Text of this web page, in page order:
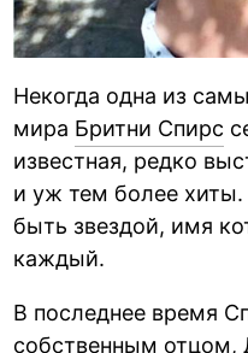
Некогда одна из
мира Бритни Спирс
известная, редко
и уж тем более хиты.
быть звездой, имя
каждый.
В последнее время
собственным